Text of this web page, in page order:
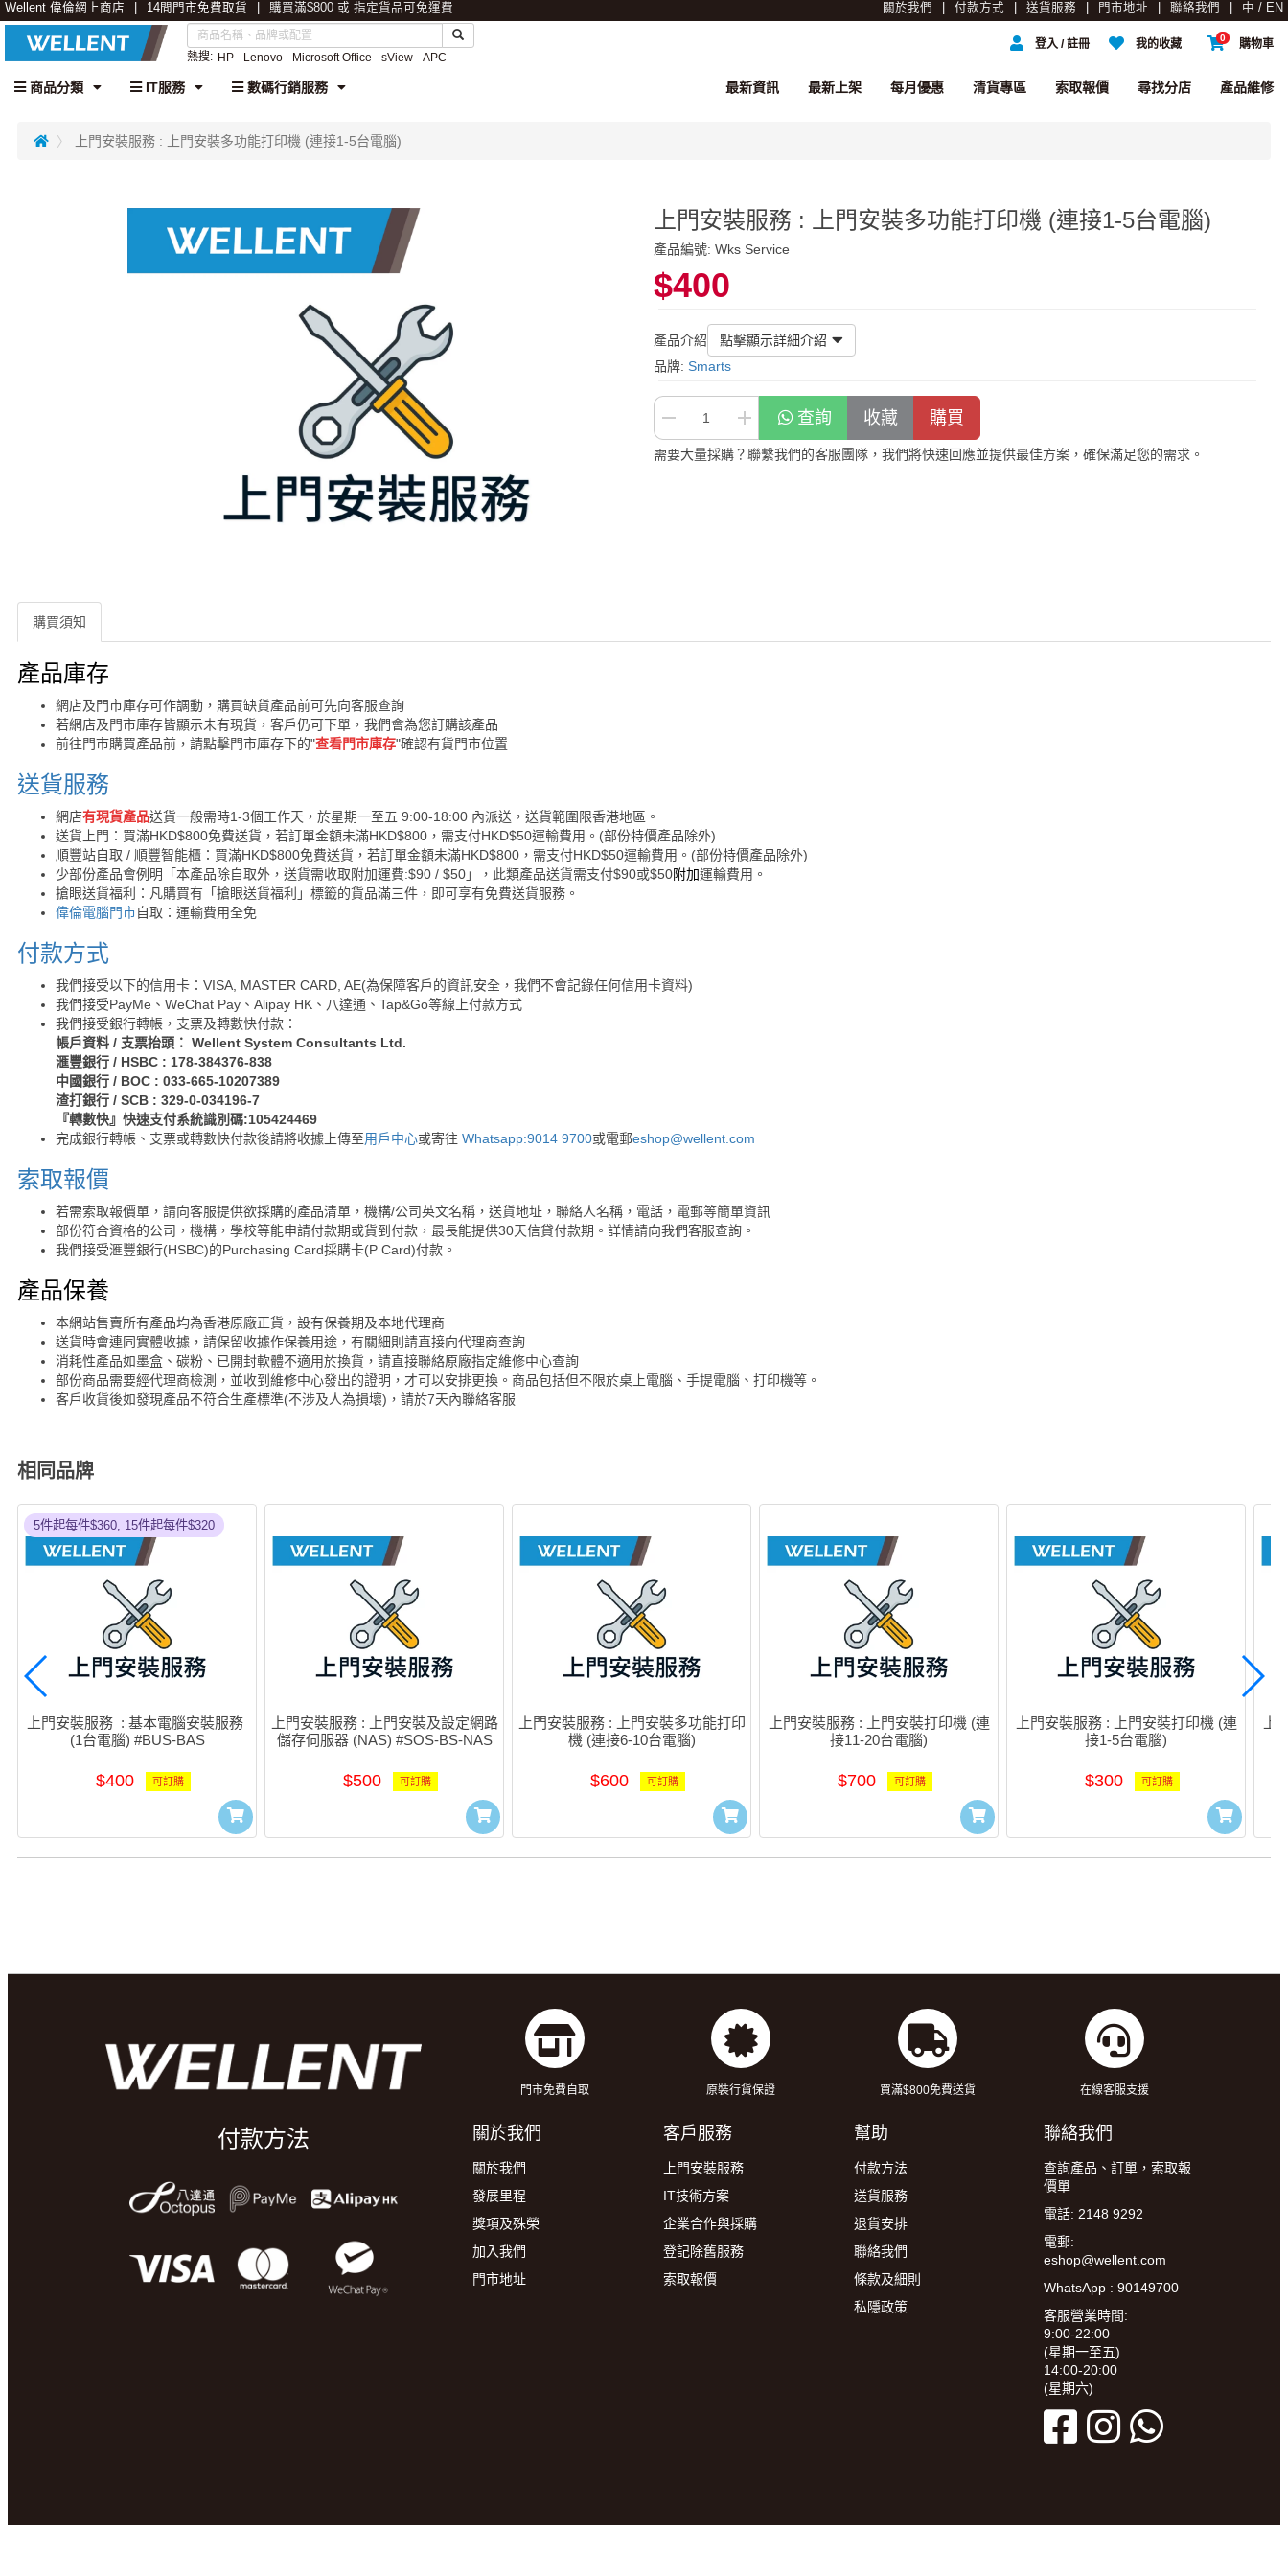
Wellent 偉倫網上商店 14間門市免費取貨 購買滿$800 或 指定貨品可免運費 關於我們 付款方式 送貨服務 門市地址 聯絡我們 中 / EN
熱搜: HP Lenovo Microsoft Office sView APC
0 購物車
我的收藏
登入 / 註冊
商品分類 IT服務 數碼行銷服務 產品維修
尋找分店
索取報價
清貨專區
每月優惠
最新上架
最新資訊
上門安裝服務 : 上門安裝多功能打印機 (連接1-5台電腦)
上門安裝服務 : 上門安裝多功能打印機 (連接1-5台電腦)
產品編號: Wks Service
$400
產品介紹
點擊顯示詳細介紹
品牌: Smarts
查詢
需要大量採購？聯繫我們的客服團隊，我們將快速回應並提供最佳方案，確保滿足您的需求。
購買須知
購買須知
產品庫存
網店及門市庫存可作調動，購買缺貨產品前可先向客服查詢
若網店及門市庫存皆顯示未有現貨，客戶仍可下單，我們會為您訂購該產品
前往門市購買產品前，請點擊門市庫存下的"查看門市庫存"確認有貨門市位置
送貨服務
網店有現貨產品送貨一般需時1-3個工作天，於星期一至五 9:00-18:00 內派送，送貨範圍限香港地區。
送貨上門：買滿HKD$800免費送貨，若訂單金額未滿HKD$800，需支付HKD$50運輸費用。(部份特價產品除外)
順豐站自取 / 順豐智能櫃：買滿HKD$800免費送貨，若訂單金額未滿HKD$800，需支付HKD$50運輸費用。(部份特價產品除外)
少部份產品會例明「本產品除自取外，送貨需收取附加運費:$90 / $50」，此類產品送貨需支付$90或$50附加運輸費用。
搶眼送貨福利：凡購買有「搶眼送貨福利」標籤的貨品滿三件，即可享有免費送貨服務。
偉倫電腦門市自取：運輸費用全免
付款方式
我們接受以下的信用卡：VISA, MASTER CARD, AE(為保障客戶的資訊安全，我們不會記錄任何信用卡資料)
我們接受PayMe、WeChat Pay、Alipay HK、八達通、Tap&Go等線上付款方式
我們接受銀行轉帳，支票及轉數快付款：
帳戶資料 / 支票抬頭： Wellent System Consultants Ltd.
滙豐銀行 / HSBC : 178-384376-838
中國銀行 / BOC : 033-665-10207389
渣打銀行 / SCB : 329-0-034196-7
『轉數快』快速支付系統識別碼:105424469
完成銀行轉帳、支票或轉數快付款後請將收據上傳至用戶中心或寄往 Whatsapp:9014 9700或電郵eshop@wellent.com
索取報價
若需索取報價單，請向客服提供欲採購的產品清單，機構/公司英文名稱，送貨地址，聯絡人名稱，電話，電郵等簡單資訊
部份符合資格的公司，機構，學校等能申請付款期或貨到付款，最長能提供30天信貸付款期。詳情請向我們客服查詢。
我們接受滙豐銀行(HSBC)的Purchasing Card採購卡(P Card)付款。
產品保養
本網站售賣所有產品均為香港原廠正貨，設有保養期及本地代理商
送貨時會連同實體收據，請保留收據作保養用途，有關細則請直接向代理商查詢
消耗性產品如墨盒、碳粉、已開封軟體不適用於換貨，請直接聯絡原廠指定維修中心查詢
部份商品需要經代理商檢測，並收到維修中心發出的證明，才可以安排更換。商品包括但不限於桌上電腦、手提電腦、打印機等。
客戶收貨後如發現產品不符合生產標準(不涉及人為損壞)，請於7天內聯絡客服
相同品牌
5件起每件$360, 15件起每件$320
上門安裝服務  : 基本電腦安裝服務
(1台電腦) #BUS-BAS
$400 可訂購
上門安裝服務 : 上門安裝及設定網路
儲存伺服器 (NAS) #SOS-BS-NAS
$500 可訂購
上門安裝服務 : 上門安裝多功能打印
機 (連接6-10台電腦)
$600 可訂購
上門安裝服務 : 上門安裝打印機 (連
接11-20台電腦)
$700 可訂購
上門安裝服務 : 上門安裝打印機 (連
接1-5台電腦)
$300 可訂購
上
付款方法
門市免費自取 原裝行貨保證 買滿$800免費送貨 在線客服支援
關於我們
關於我們
發展里程
獎項及殊榮
加入我們
門市地址
客戶服務
上門安裝服務
IT技術方案
企業合作與採購
登記除舊服務
索取報價
幫助
付款方法
送貨服務
退貨安排
聯絡我們
條款及細則
私隱政策
聯絡我們
查詢產品、訂單，索取報
價單
電話: 2148 9292
電郵:
eshop@wellent.com
WhatsApp : 90149700
客服營業時間:
9:00-22:00
(星期一至五)
14:00-20:00
(星期六)